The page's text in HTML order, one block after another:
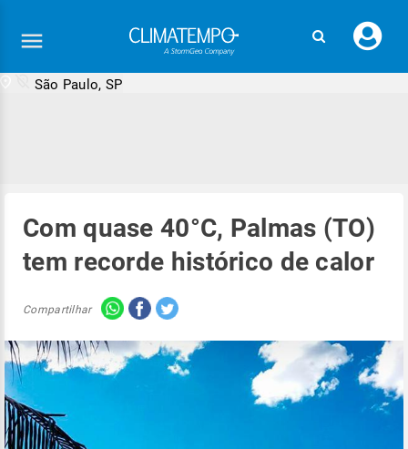
seu
São Paulo, SP
Com quase 40°C, Palmas (TO)
tem recorde histórico de calor
Compartilhar